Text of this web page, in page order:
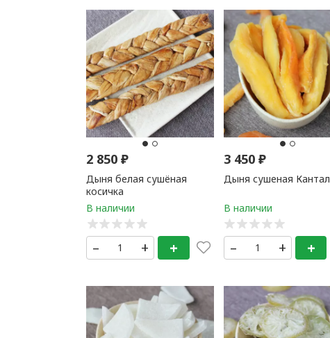
2 850₽
Дыня белая сушёная
косичка
– + +
3 450₽
Дыня сушеная
– + +